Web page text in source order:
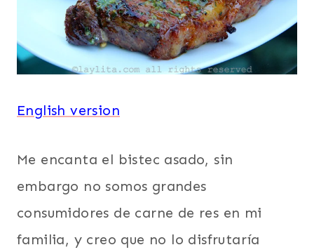
English version
Me encanta el bistec asado, sin
embargo no somos grandes
consumidores de carne de res en mi
familia, y creo que no lo disfrutaría